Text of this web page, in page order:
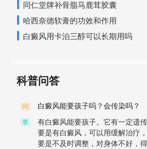
同仁堂牌补骨脂马鹿茸胶囊
哈西奈德软膏的功效和作用
白癜风用卡泊三醇可以长期用吗
科普问答
问 白癜风能要孩子吗？会传染吗？
答
有白癜风能要孩子。它有一定遗传
要是有白癜风，可以用缓解治疗，
要是不及时调整，对身体不好，